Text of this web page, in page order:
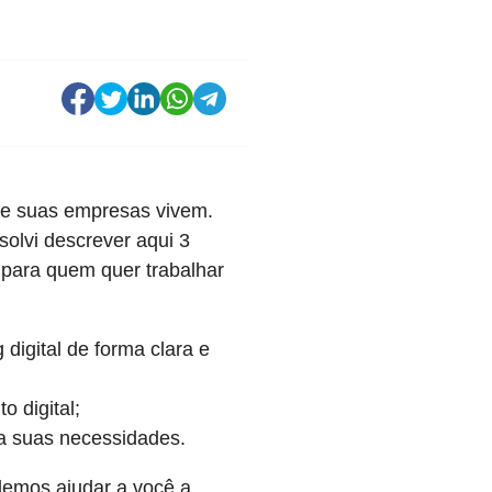
suas empresas vivem.
descrever aqui 3
quem quer trabalhar
digital de forma clara e
digital;
suas necessidades.
ajudar a você a